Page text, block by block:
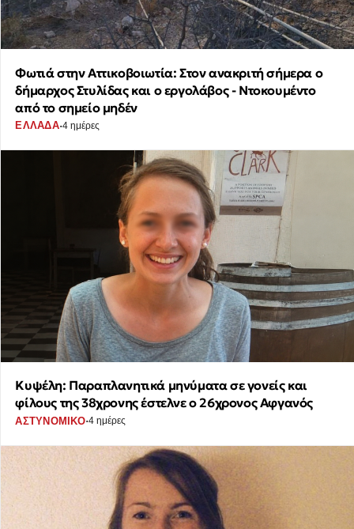
Φωτιά στην Αττικοβοιωτία: Στον ανακριτή σήμερα ο
δήμαρχος Στυλίδας και ο εργολάβος - Ντοκουμέντο
από το σημείο μηδέν
ΕΛΛΑΔΑ·4 ημέρες
Κυψέλη: Παραπλανητικά μηνύματα σε γονείς και
φίλους της 38χρονης έστελνε ο 26χρονος Αφγανός
ΑΣΤΥΝΟΜΙΚΟ·4 ημέρες